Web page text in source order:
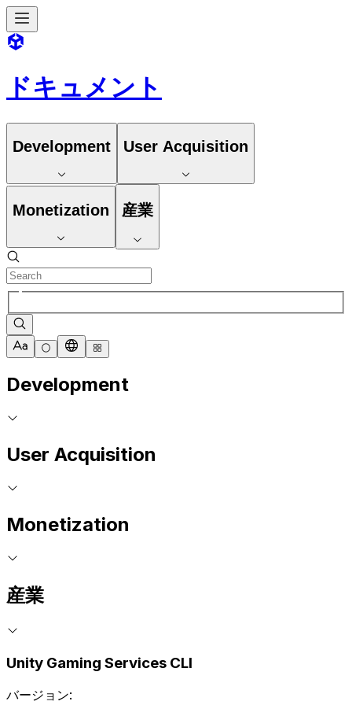
ドキュメント
Development User Acquisition
Monetization 産業
Development
User Acquisition
Monetization
産業
Unity Gaming Services CLI
バージョン: